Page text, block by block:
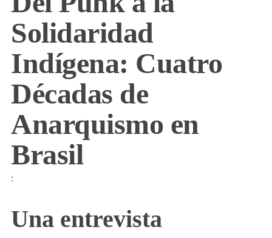
Solidaridad
Indígena: Cuatro
Décadas de
Anarquismo en
Brasil
:
Una entrevista